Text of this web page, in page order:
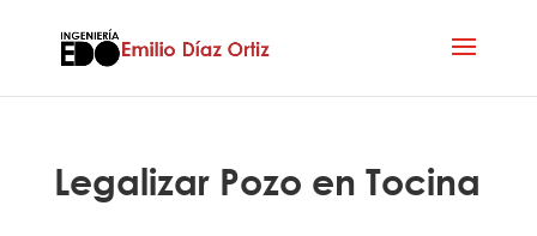
Legalizar Pozo en Tocina